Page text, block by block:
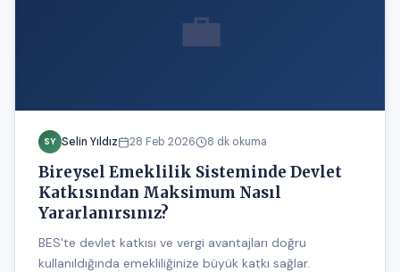
💼
SY Selin Yıldız 28 Feb 2026 8 dk okuma
Bireysel Emeklilik Sisteminde Devlet
Katkısından Maksimum Nasıl
Yararlanırsınız?
BES'te devlet katkısı ve vergi avantajları doğru
kullanıldığında emekliliğinize büyük katkı sağlar.